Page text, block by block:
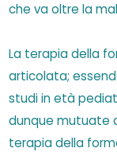
che va oltre la
La terapia della
articolata;
studi in età
dunque mutuate
terapia della